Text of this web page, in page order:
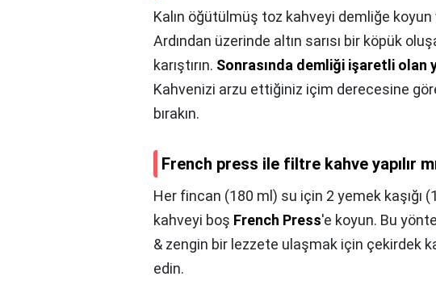
Kalın öğütülmüş toz kahveyi demliğe koyun
Ardından üzerinde altın sarısı bir köpük
karıştırın. Sonrasında demliği işaretli olan
Kahvenizi arzu ettiğiniz içim derecesine
bırakın.
French press ile filtre kahve yapılır
Her fincan (180 ml) su için 2 yemek kaşığı
kahveyi boş French Press'e koyun. Bu
& zengin bir lezzete ulaşmak için çekirdek
edin.